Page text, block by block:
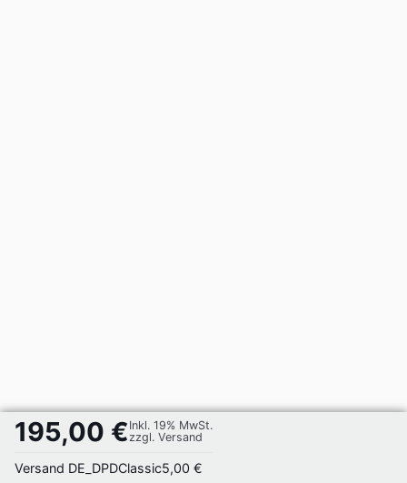
195,00 € Inkl. 19% MwSt.
zzgl. Versand
Versand DE_DPDClassic5,00 €